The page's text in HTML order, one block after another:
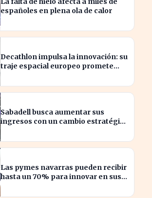
españoles en plena ola de calor
Decathlon impulsa la innovación: su
traje espacial europeo promete
Sabadell busca aumentar sus
ingresos con un cambio estratégico
Las pymes navarras pueden recibir
hasta un 70% para innovar en sus